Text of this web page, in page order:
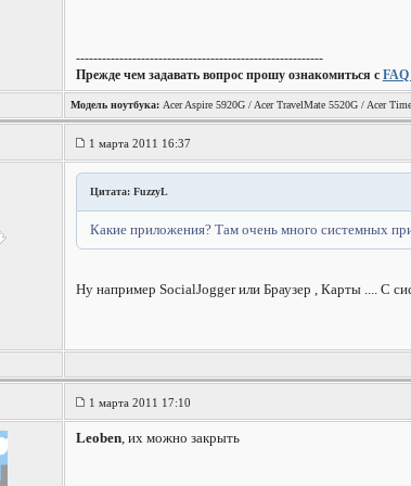
---------------------------------------------------------
Прежде чем задавать вопрос прошу ознакомиться с
Модель ноутбука:Acer Aspire 5920G / Acer TravelMate 5520G / Acer
1 марта 2011 16:37
Цитата: FuzzyL
Какие приложения? Там очень много системных
Ну например SocialJogger или Браузер , Карты .... С
1 марта 2011 17:10
Leoben, их можно закрыть